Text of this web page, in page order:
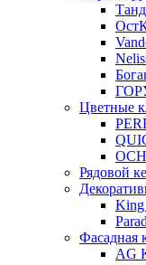
Цветные
Рядовой
Фасадная
AG